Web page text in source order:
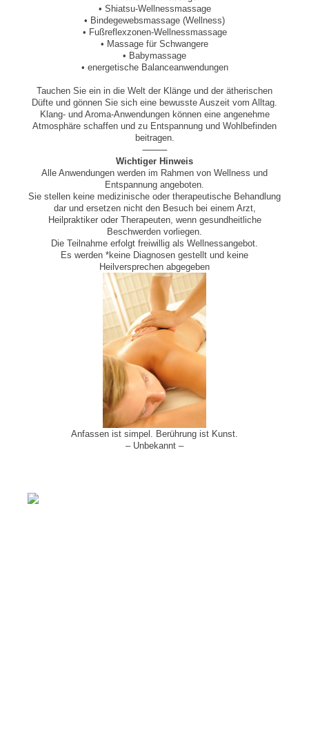
• Shiatsu-Wellnessmassage
• Bindegewebsmassage (Wellness)
• Fußreflexzonen-Wellnessmassage
• Massage für Schwangere
• Babymassage
• energetische Balanceanwendungen
Tauchen Sie ein in die Welt der Klänge und der ätherischen
Düfte und gönnen Sie sich eine bewusste Auszeit vom Alltag.
Klang- und Aroma-Anwendungen können eine angenehme
Atmosphäre schaffen und zu Entspannung und Wohlbefinden
beitragen.
⸻
Wichtiger Hinweis
Alle Anwendungen werden im Rahmen von Wellness und
Entspannung angeboten.
Sie stellen keine medizinische oder therapeutische Behandlung
dar und ersetzen nicht den Besuch bei einem Arzt,
Heilpraktiker oder Therapeuten, wenn gesundheitliche
Beschwerden vorliegen.
Die Teilnahme erfolgt freiwillig als Wellnessangebot.
Es werden *keine Diagnosen gestellt und keine
Heilversprechen abgegeben
Anfassen ist simpel. Berührung ist Kunst.
– Unbekannt –